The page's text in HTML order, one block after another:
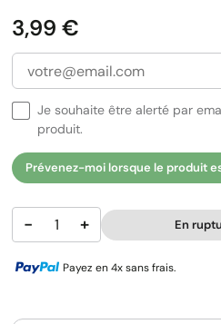
Prix
3,99 €
Je souhaite être alerté par
produit.
Prévenez-moi lorsque le produit
− + En
Payez en 4x sans frais.